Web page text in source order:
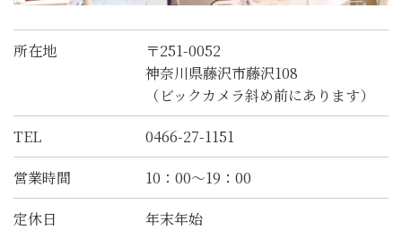
所在地
〒251-0052
神奈川県藤沢市藤沢108
（ビックカメラ斜め前にあります）
TEL
0466-27-1151
営業時間
10：00～19：00
定休日
年末年始